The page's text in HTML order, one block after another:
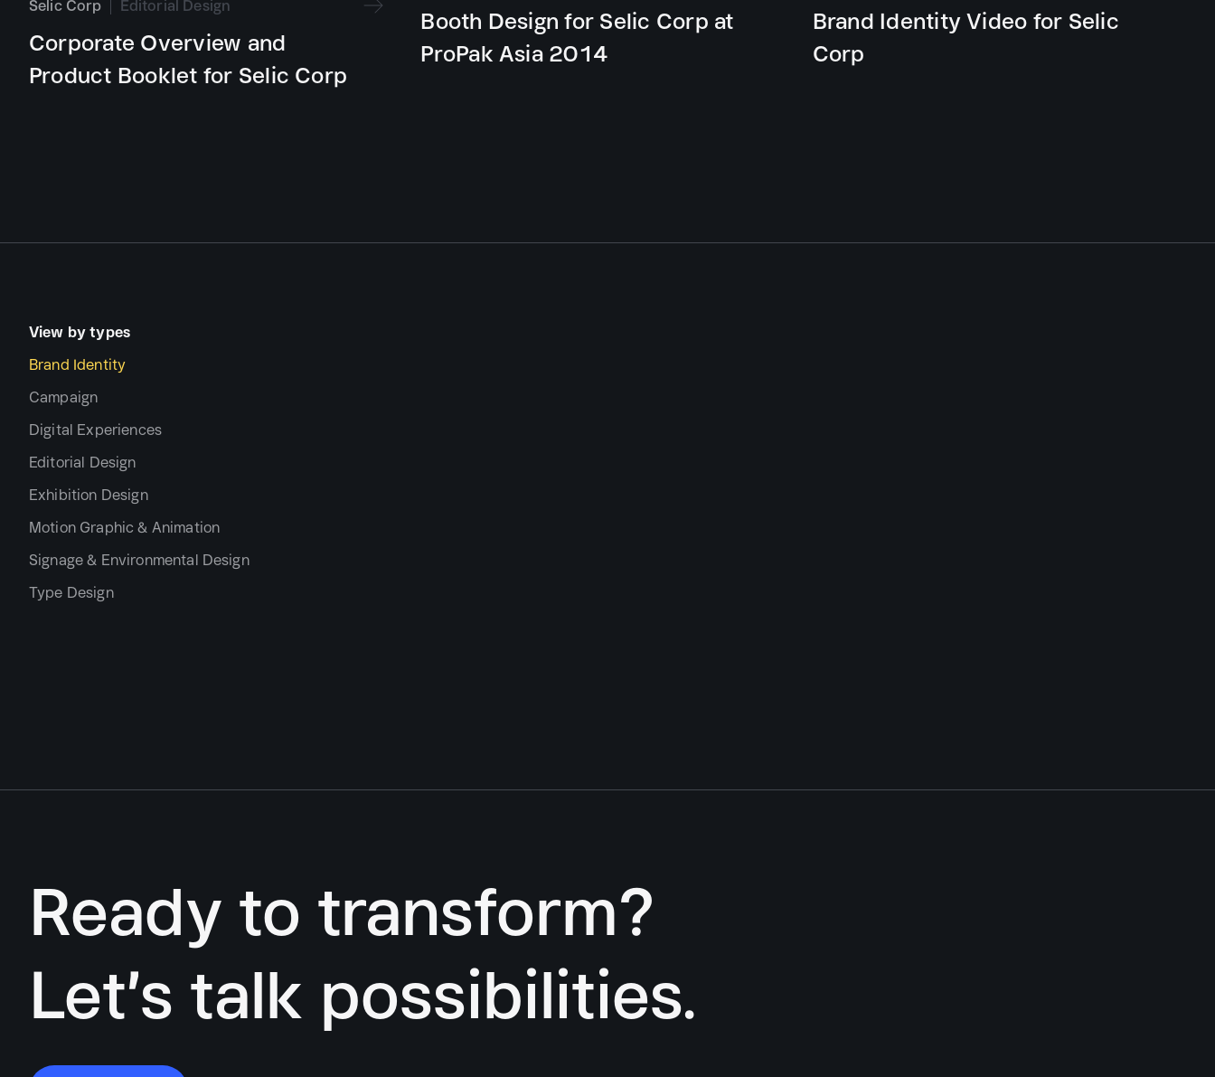
Selic Corp Editorial Design
Corporate Overview and
Product Booklet for Selic Corp
Booth Design for Selic Corp at
ProPak Asia 2014
Brand Identity Video for Selic
Corp
View by types
Brand Identity
Campaign
Digital Experiences
Editorial Design
Exhibition Design
Motion Graphic & Animation
Signage & Environmental Design
Type Design
Ready to transform?
Let’s talk possibilities.